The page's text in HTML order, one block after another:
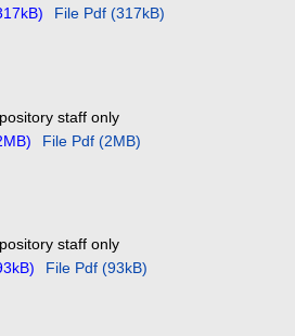
File Pdf (317kB)
staff only
File Pdf (2MB)
staff only
File Pdf (93kB)